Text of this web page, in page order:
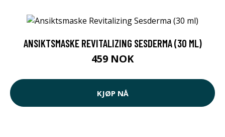
ANSIKTSMASKE REVITALIZING SESDERMA (30 ML)
459 NOK
KJØP NÅ